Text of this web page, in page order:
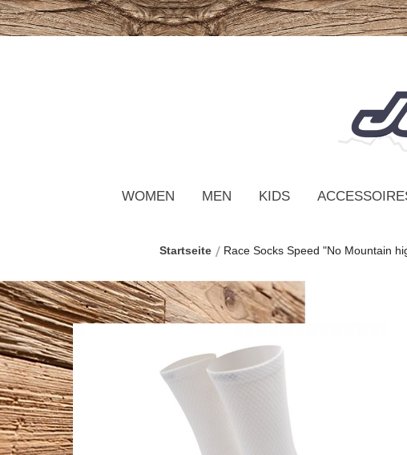
WOMEN MEN KIDS
Startseite Race Socks Speed "No Mountain
Zum
Ende
der
Bildgalerie
springen